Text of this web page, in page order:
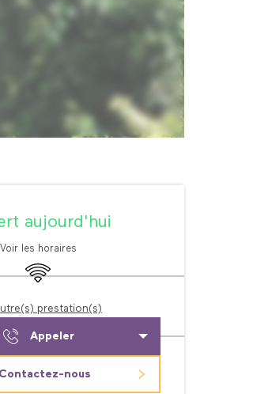
et
aujourd'hui
Voir les horaires
WiFi
prestation(s)
Appeler
Contactez-nous